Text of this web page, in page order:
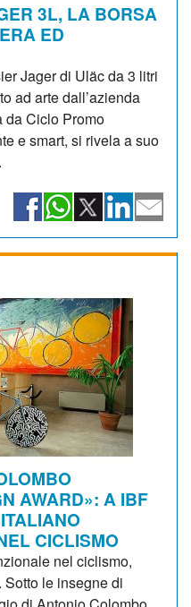
3L, LA BORSA
ED
Jager di Uläc da 3 litri
ad arte dall’azienda
da Ciclo Promo
e smart, si rivela a suo
AWARD»: A IBF
CICLISMO
nel ciclismo,
Sotto le insegne di